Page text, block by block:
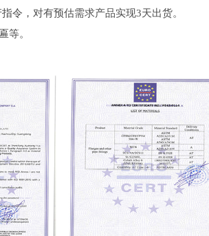
，对有预估需求产品实现3天出货。
等。